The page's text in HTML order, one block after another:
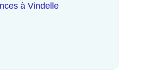
à Vindelle